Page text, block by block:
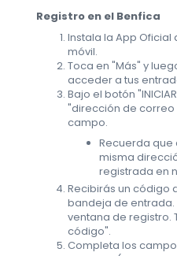
Registro en el Benfica
Instala la App Oficial
móvil.
Toca en "Más" y
acceder a tus
Bajo el botón
"dirección de
campo.
Recuerda
misma
registrada en
Recibirás un código
bandeja de
ventana de registro.
código".
Completa los